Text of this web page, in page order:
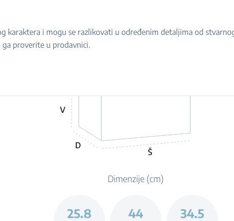
karaktera i mogu se razlikovati u određenim detaljima od
proverite u prodavnici.
V
D
Š
Dimenzije (cm)
25.8 44 34.5